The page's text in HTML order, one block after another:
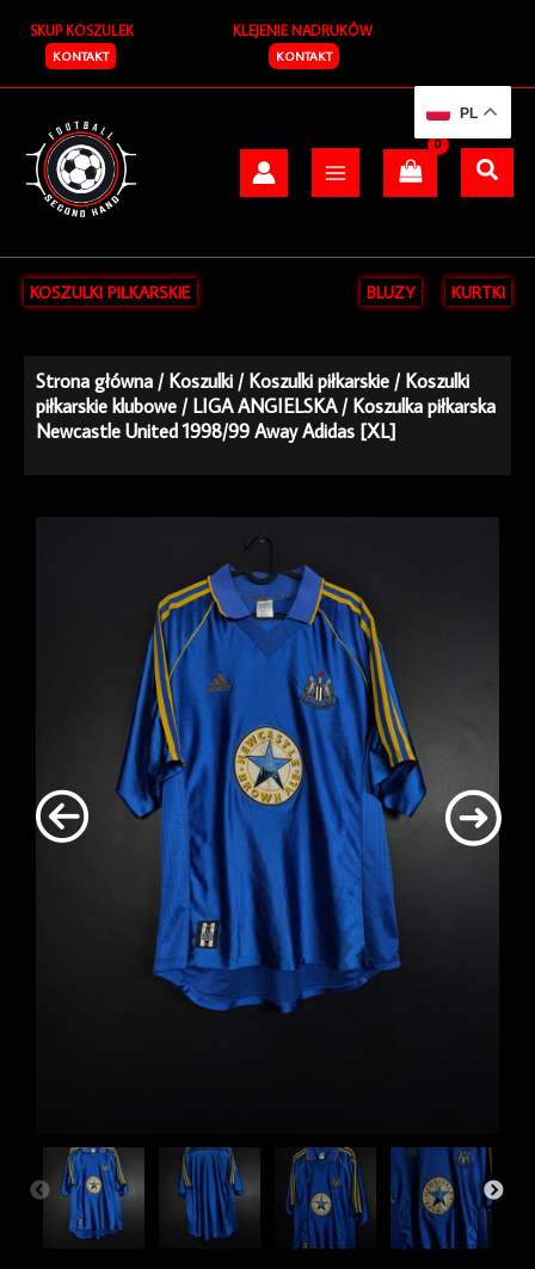
treści
SKUP KOSZULEK
KONTAKT
KLEJENIE NADRUKÓW
KONTAKT
KOSZULKI PIŁKARSKIE BLUZY KURTKI
Strona główna /Koszulki /Koszulki piłkarskie /Koszulki
piłkarskie klubowe /LIGA ANGIELSKA/ Koszulka piłkarska
Newcastle United 1998/99 Away Adidas [XL]
PL